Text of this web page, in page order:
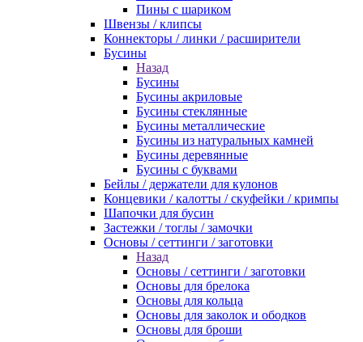
Пины с шариком
Швензы / клипсы
Коннекторы / линки / расширители
Бусины
Назад
Бусины
Бусины акриловые
Бусины стеклянные
Бусины металлические
Бусины из натуральных камней
Бусины деревянные
Бусины с буквами
Бейлы / держатели для кулонов
Концевики / калотты / скуфейки / кримпы
Шапочки для бусин
Застежки / тоглы / замочки
Основы / сеттинги / заготовки
Назад
Основы / сеттинги / заготовки
Основы для брелока
Основы для кольца
Основы для заколок и ободков
Основы для броши